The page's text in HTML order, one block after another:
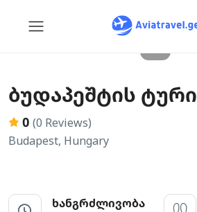
ბუდაპეშტის ტური
0 (0 Reviews)
Budapest, Hungary
ხანგრძლივობა